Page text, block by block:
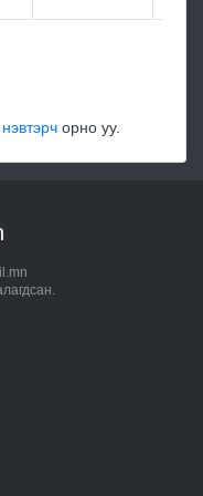
нэвтэрч орно уу.